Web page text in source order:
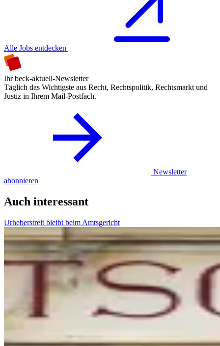
Alle Jobs entdecken
Ihr beck-aktuell-Newsletter
Täglich das Wichtigste aus Recht, Rechtspolitik, Rechtsmarkt und
Justiz in Ihrem Mail-Postfach.
Newsletter
abonnieren
Auch interessant
Urheberstreit bleibt beim Amtsgericht